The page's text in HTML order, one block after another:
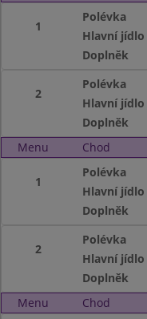
1
Polévka
Hlavní jídlo
Doplněk
2
Polévka
Hlavní jídlo
Doplněk
Menu
Chod
1
Polévka
Hlavní jídlo
Doplněk
2
Polévka
Hlavní jídlo
Doplněk
Menu
Chod